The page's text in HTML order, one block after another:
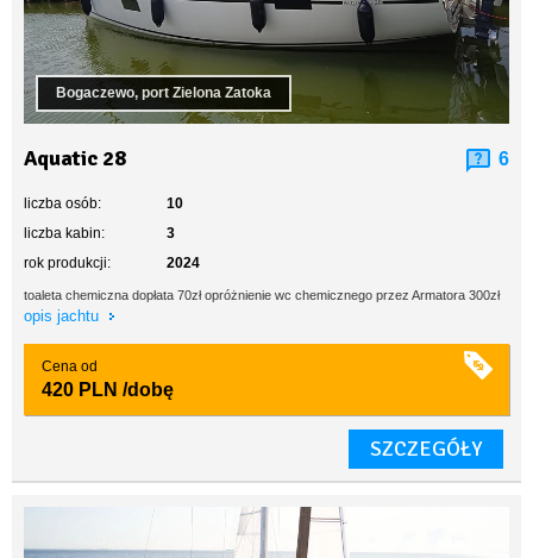
Bogaczewo, port Zielona Zatoka
Aquatic 28 6
liczba osób:
10
liczba kabin:
3
rok produkcji:
2024
toaleta chemiczna dopłata 70zł opróżnienie wc chemicznego przez Armatora 300zł
opis jachtu
Cena od
420 PLN /dobę
SZCZEGÓŁY